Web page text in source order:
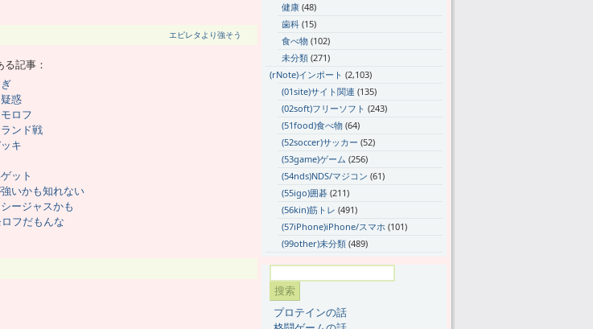
エピレタより強そう
記事：
惑
ロフ
ンド戦
キ
ット
いかも知れない
ージャスかも
フだもんな
健康 (48)
歯科 (15)
食べ物 (102)
未分類 (271)
(rNote)インポート (2,103)
(01site)サイト関連 (135)
(02soft)フリーソフト (243)
(51food)食べ物 (64)
(52soccer)サッカー (52)
(53game)ゲーム (256)
(54nds)NDS/マジコン (61)
(55igo)囲碁 (211)
(56kin)筋トレ (491)
(57iPhone)iPhone/スマホ (101)
(99other)未分類 (489)
プロテインの話